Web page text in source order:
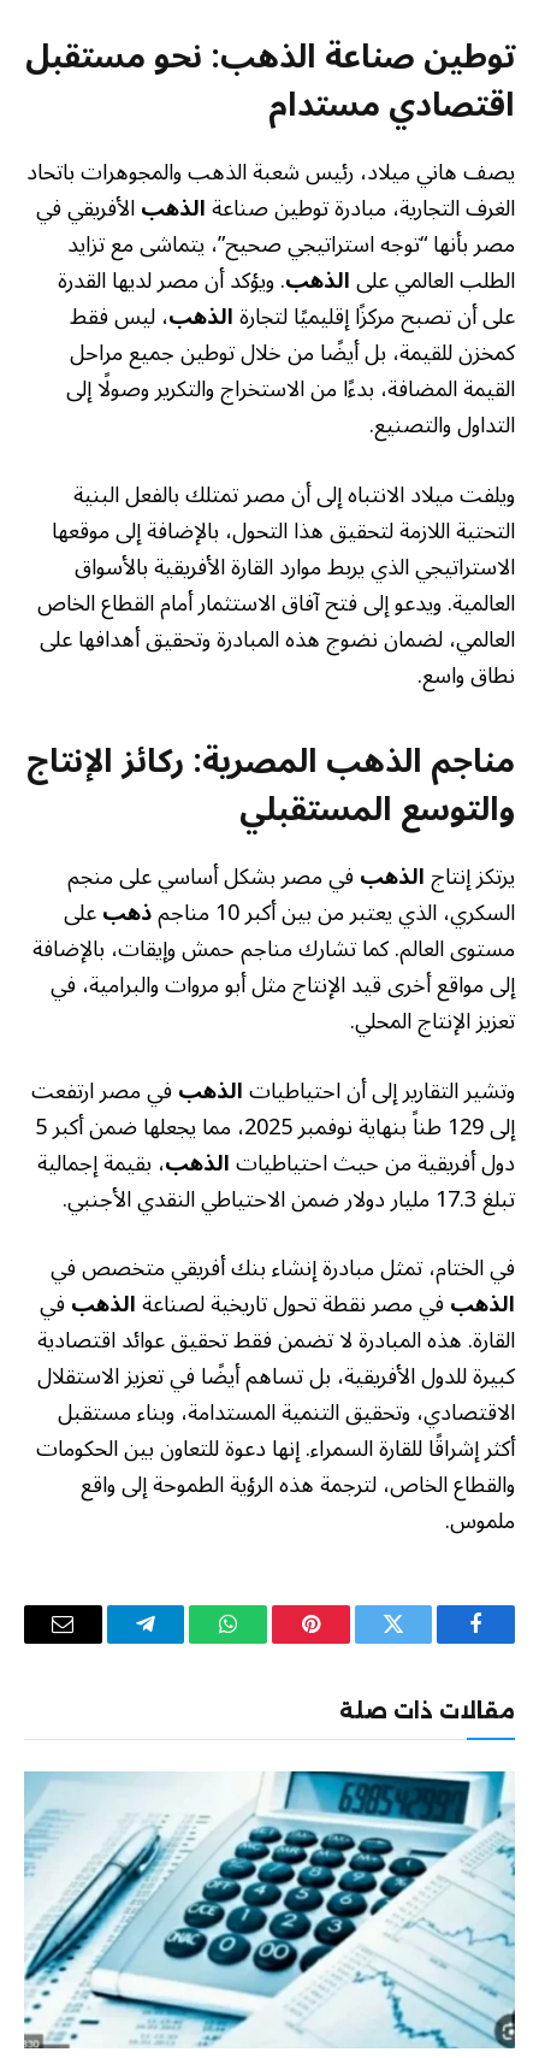
توطين صناعة الذهب: نحو مستقبل
اقتصادي مستدام
يصف هاني ميلاد، رئيس شعبة الذهب والمجوهرات باتحاد
الغرف التجارية، مبادرة توطين صناعةالذهبالأفريقي في
مصر بأنها “توجه استراتيجي صحيح”، يتماشى مع تزايد
الطلب العالمي علىالذهب. ويؤكد أن مصر لديها القدرة
على أن تصبح مركزًا إقليميًا لتجارةالذهب، ليس فقط
كمخزن للقيمة، بل أيضًا من خلال توطين جميع مراحل
القيمة المضافة، بدءًا من الاستخراج والتكرير وصولًا إلى
التداول والتصنيع.
ويلفت ميلاد الانتباه إلى أن مصر تمتلك بالفعل البنية
التحتية اللازمة لتحقيق هذا التحول، بالإضافة إلى موقعها
الاستراتيجي الذي يربط موارد القارة الأفريقية بالأسواق
العالمية. ويدعو إلى فتح آفاق الاستثمار أمام القطاع الخاص
العالمي، لضمان نضوج هذه المبادرة وتحقيق أهدافها على
نطاق واسع.
مناجم الذهب المصرية: ركائز الإنتاج
والتوسع المستقبلي
يرتكز إنتاجالذهبفي مصر بشكل أساسي على منجم
السكري، الذي يعتبر من بين أكبر 10 مناجم ذهبعلى
مستوى العالم. كما تشارك مناجم حمش وإيقات، بالإضافة
إلى مواقع أخرى قيد الإنتاج مثل أبو مروات والبرامية، في
تعزيز الإنتاج المحلي.
وتشير التقارير إلى أن احتياطياتالذهبفي مصر ارتفعت
إلى 129 طناً بنهاية نوفمبر 2025، مما يجعلها ضمن أكبر 5
دول أفريقية من حيث احتياطياتالذهب، بقيمة إجمالية
تبلغ 17.3 مليار دولار ضمن الاحتياطي النقدي الأجنبي.
في الختام، تمثل مبادرة إنشاء بنك أفريقي متخصص في
الذهبفي مصر نقطة تحول تاريخية لصناعةالذهبفي
القارة. هذه المبادرة لا تضمن فقط تحقيق عوائد اقتصادية
كبيرة للدول الأفريقية، بل تساهم أيضًا في تعزيز الاستقلال
الاقتصادي، وتحقيق التنمية المستدامة، وبناء مستقبل
أكثر إشراقًا للقارة السمراء. إنها دعوة للتعاون بين الحكومات
والقطاع الخاص، لترجمة هذه الرؤية الطموحة إلى واقع
ملموس.
فيسبوك تويتر بينتيريستواتساب تيلقرام
البريد
مقالات ذات صلة